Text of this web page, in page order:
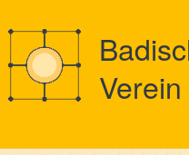
Verein